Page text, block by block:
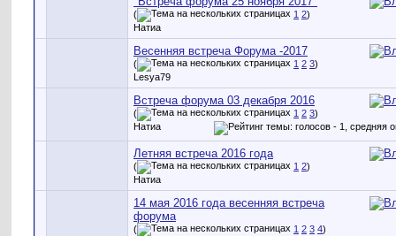
( 1 2)
Натиа
Весенняя встреча Форума -2017
( 1 2 3)
Lesya79
Встреча форума 03 декабря 2016
( 1 2 3)
Натиа
Летняя встреча 2016 года
( 1 2)
Натиа
14 мая 2016 года весенняя встреча
форума
( 1 2 3 4)